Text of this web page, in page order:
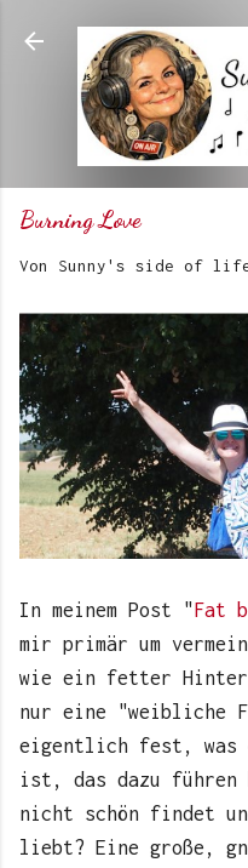
Direkt
Burning Love
Von Sunny's side of
In meinem Post "Fat
mir primär um
wie ein fetter
nur eine "weibliche
eigentlich fest, was
ist, das dazu führen
nicht schön findet
liebt? Eine große,